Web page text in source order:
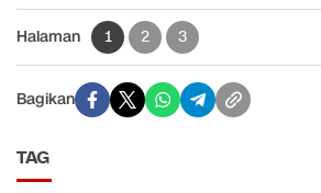
Halaman 1 2 3
Bagikan
TAG